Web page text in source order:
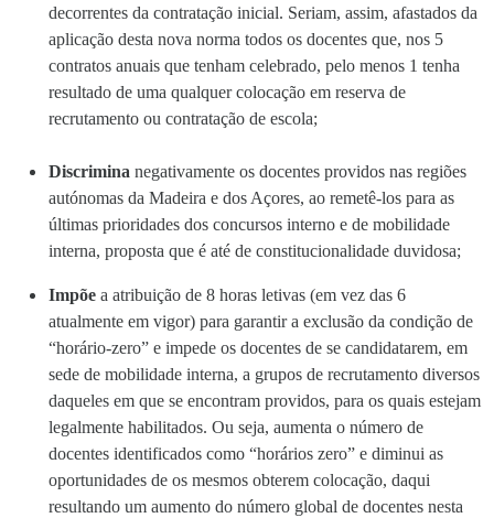
decorrentes da contratação inicial. Seriam, assim, afastados da
aplicação desta nova norma todos os docentes que, nos 5
contratos anuais que tenham celebrado, pelo menos 1 tenha
resultado de uma qualquer colocação em reserva de
recrutamento ou contratação de escola;
Discrimina negativamente os docentes providos nas regiões
autónomas da Madeira e dos Açores, ao remetê-los para as
últimas prioridades dos concursos interno e de mobilidade
interna, proposta que é até de constitucionalidade duvidosa;
Impõe a atribuição de 8 horas letivas (em vez das 6
atualmente em vigor) para garantir a exclusão da condição de
“horário-zero” e impede os docentes de se candidatarem, em
sede de mobilidade interna, a grupos de recrutamento diversos
daqueles em que se encontram providos, para os quais estejam
legalmente habilitados. Ou seja, aumenta o número de
docentes identificados como “horários zero” e diminui as
oportunidades de os mesmos obterem colocação, daqui
resultando um aumento do número global de docentes nesta